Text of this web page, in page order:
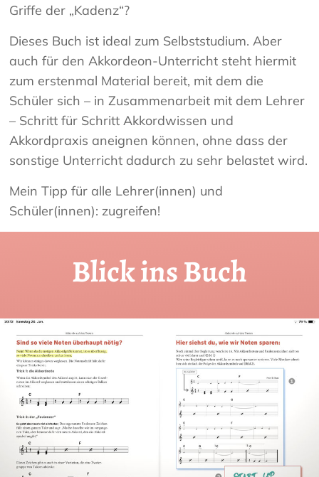
Griffe der „Kadenz“?
Dieses Buch ist ideal zum Selbststudium. Aber
auch für den Akkordeon-Unterricht steht hiermit
zum erstenmal Material bereit, mit dem die
Schüler sich – in Zusammenarbeit mit dem Lehrer
– Schritt für Schritt Akkordwissen und
Akkordpraxis aneignen können, ohne dass der
sonstige Unterricht dadurch zu sehr belastet wird.
Mein Tipp für alle Lehrer(innen) und
Schüler(innen): zugreifen!
Blick ins Buch